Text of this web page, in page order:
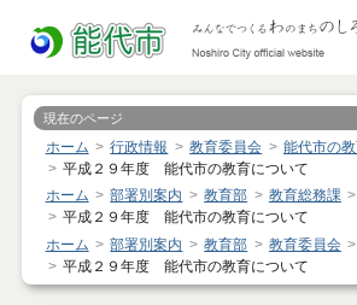
現在のページ
ホーム 行政情報 教育委員会
能代市の
平成２９年度 能代市の教育について
ホーム
部署別案内 教育部 教育総務課
平成２９年度 能代市の教育について
ホーム
部署別案内 教育部 教育委員会
平成２９年度 能代市の教育について